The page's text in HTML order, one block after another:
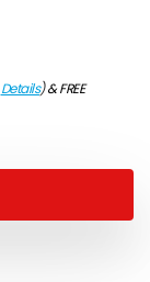
Details)&FREE